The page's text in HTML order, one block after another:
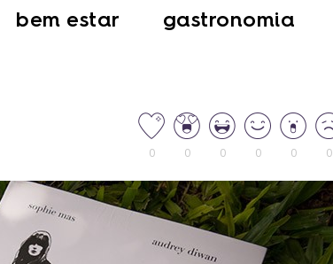
bem estar gastronomia
0 0 0 0 0 0